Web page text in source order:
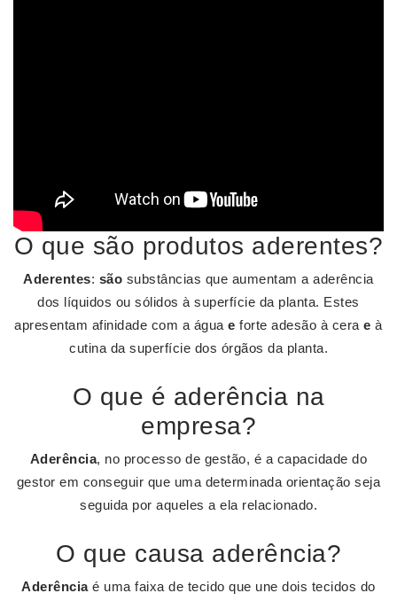
O que são produtos aderentes?
Aderentes: são substâncias que aumentam a aderência
dos líquidos ou sólidos à superfície da planta. Estes
apresentam afinidade com a águae forte adesão à cerae à
cutina da superfície dos órgãos da planta.
O que é aderência na
empresa?
Aderência, no processo de gestão, é a capacidade do
gestor em conseguir que uma determinada orientação seja
seguida por aqueles a ela relacionado.
O que causa aderência?
Aderênciaé uma faixa de tecido que une dois tecidos do